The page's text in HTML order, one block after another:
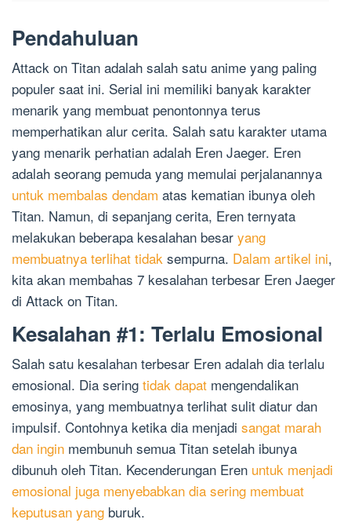
Pendahuluan
Attack on Titan adalah salah satu anime yang paling
populer saat ini. Serial ini memiliki banyak karakter
menarik yang membuat penontonnya terus
memperhatikan alur cerita. Salah satu karakter utama
yang menarik perhatian adalah Eren Jaeger. Eren
adalah seorang pemuda yang memulai perjalanannya
untuk membalas dendam atas kematian ibunya oleh
Titan. Namun, di sepanjang cerita, Eren ternyata
melakukan beberapa kesalahan besar yang
membuatnya terlihat tidak sempurna. Dalam artikel ini,
kita akan membahas 7 kesalahan terbesar Eren Jaeger
di Attack on Titan.
Kesalahan #1: Terlalu Emosional
Salah satu kesalahan terbesar Eren adalah dia terlalu
emosional. Dia sering tidak dapat mengendalikan
emosinya, yang membuatnya terlihat sulit diatur dan
impulsif. Contohnya ketika dia menjadi sangat marah
dan ingin membunuh semua Titan setelah ibunya
dibunuh oleh Titan. Kecenderungan Eren untuk menjadi
emosional juga menyebabkan dia sering membuat
keputusan yang buruk.